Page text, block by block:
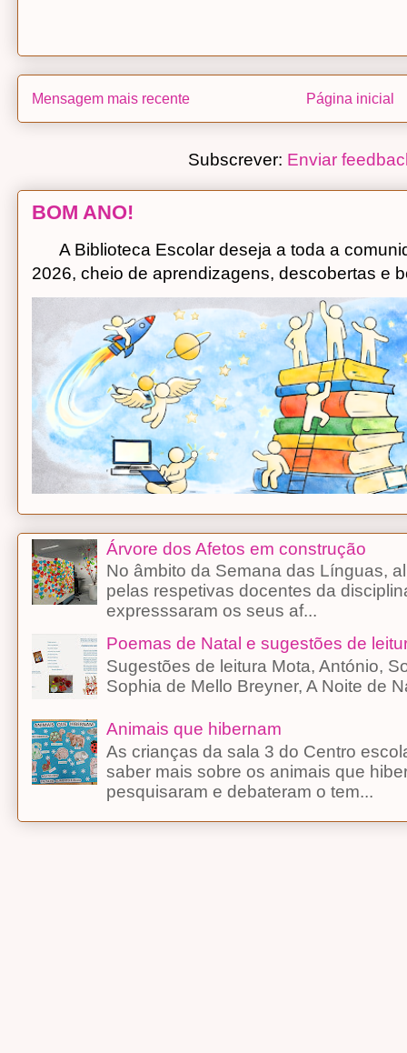
Mensagem mais recente Página inicial
Subscrever: Enviar
BOM ANO!
A Biblioteca Escolar deseja a toda a
2026, cheio de aprendizagens, descobertas e
Árvore dos Afetos em construção
No âmbito da Semana das Línguas,
pelas respetivas docentes da
expresssaram os seus af...
Poemas de Natal e sugestões de
Sugestões de leitura Mota, António,
Sophia de Mello Breyner, A Noite
Animais que hibernam
As crianças da sala 3 do Centro
saber mais sobre os animais que
pesquisaram e debateram o tem...